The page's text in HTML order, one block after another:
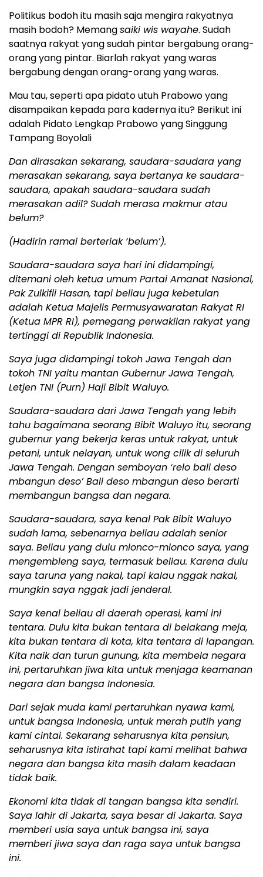
Politikus bodoh itu masih saja mengira rakyatnya
masih bodoh? Memangsaiki wis wayahe. Sudah
saatnya rakyat yang sudah pintar bergabung orang-
orang yang pintar. Biarlah rakyat yang waras
bergabung dengan orang-orang yang waras.
Mau tau, seperti apa pidato utuh Prabowo yang
disampaikan kepada para kadernya itu? Berikut ini
adalah Pidato Lengkap Prabowo yang Singgung
Tampang Boyolali
Dan dirasakan sekarang, saudara-saudara yang
merasakan sekarang, saya bertanya ke saudara-
saudara, apakah saudara-saudara sudah
merasakan adil? Sudah merasa makmur atau
belum?
(Hadirin ramai berteriak ‘belum’).
Saudara-saudara saya hari ini didampingi,
ditemani oleh ketua umum Partai Amanat Nasional,
Pak Zulkifli Hasan, tapi beliau juga kebetulan
adalah Ketua Majelis Permusyawaratan Rakyat RI
(Ketua MPR RI), pemegang perwakilan rakyat yang
tertinggi di Republik Indonesia.
Saya juga didampingi tokoh Jawa Tengah dan
tokoh TNI yaitu mantan Gubernur Jawa Tengah,
Letjen TNI (Purn) Haji Bibit Waluyo.
Saudara-saudara dari Jawa Tengah yang lebih
tahu bagaimana seorang Bibit Waluyo itu, seorang
gubernur yang bekerja keras untuk rakyat, untuk
petani, untuk nelayan, untuk wong cilik di seluruh
Jawa Tengah. Dengan semboyan ‘relo bali deso
mbangun deso’ Bali deso mbangun deso berarti
membangun bangsa dan negara.
Saudara-saudara, saya kenal Pak Bibit Waluyo
sudah lama, sebenarnya beliau adalah senior
saya. Beliau yang dulu mlonco-mlonco saya, yang
mengembleng saya, termasuk beliau. Karena dulu
saya taruna yang nakal, tapi kalau nggak nakal,
mungkin saya nggak jadi jenderal.
Saya kenal beliau di daerah operasi, kami ini
tentara. Dulu kita bukan tentara di belakang meja,
kita bukan tentara di kota, kita tentara di lapangan.
Kita naik dan turun gunung, kita membela negara
ini, pertaruhkan jiwa kita untuk menjaga keamanan
negara dan bangsa Indonesia.
Dari sejak muda kami pertaruhkan nyawa kami,
untuk bangsa Indonesia, untuk merah putih yang
kami cintai. Sekarang seharusnya kita pensiun,
seharusnya kita istirahat tapi kami melihat bahwa
negara dan bangsa kita masih dalam keadaan
tidak baik.
Ekonomi kita tidak di tangan bangsa kita sendiri.
Saya lahir di Jakarta, saya besar di Jakarta. Saya
memberi usia saya untuk bangsa ini, saya
memberi jiwa saya dan raga saya untuk bangsa
ini.